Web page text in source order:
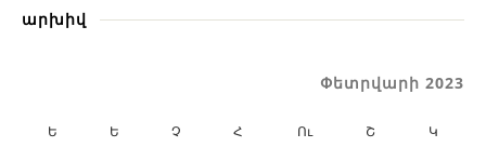
արխիվ
Փետրվարի 2023
Ե Ե Չ Հ Ու Շ Կ